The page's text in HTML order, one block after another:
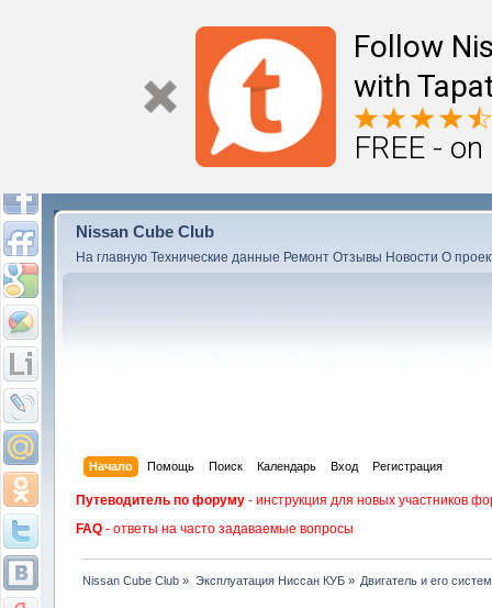
Follow
with
FREE -
Nissan Cube Club
На главную Технические данные Ремонт Отзывы Новости О
Начало Помощь Поиск Календарь Вход Регистрация
Путеводитель по форуму - инструкция для новых участников
FAQ - ответы на часто задаваемые вопросы
Nissan Cube Club » Эксплуатация Ниссан КУБ» Двигатель и его